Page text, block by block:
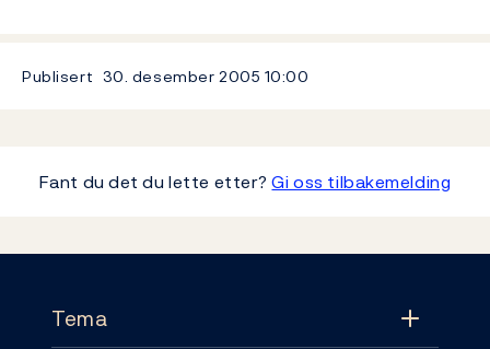
Publisert 30. desember 2005 10:00
Fant du det du lette etter?Gi oss tilbakemelding
Tema